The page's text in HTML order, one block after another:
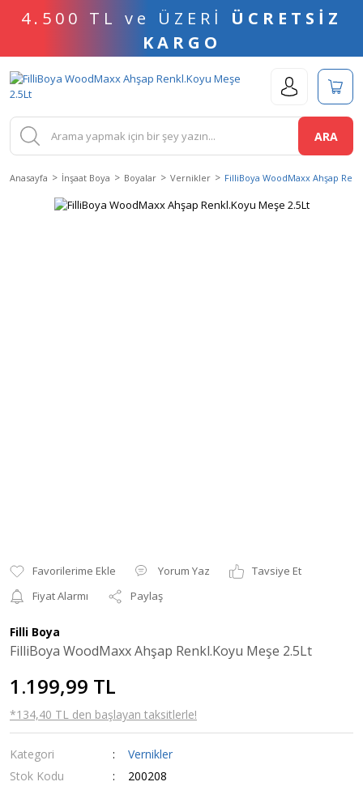
4.500 TL ve ÜZERİ ÜCRETSİZ
KARGO
ARA
Anasayfa İnşaat Boya Boyalar Vernikler FilliBoya WoodMaxx Ahşap
Yorum Yaz
Tavsiye Et
Fiyat Alarmı
Paylaş
Filli Boya
FilliBoya WoodMaxx Ahşap Renkl.Koyu Meşe 2.5Lt
1.199,99 TL
*134,40 TL den başlayan taksitlerle!
Kategori
Vernikler
Stok Kodu
200208